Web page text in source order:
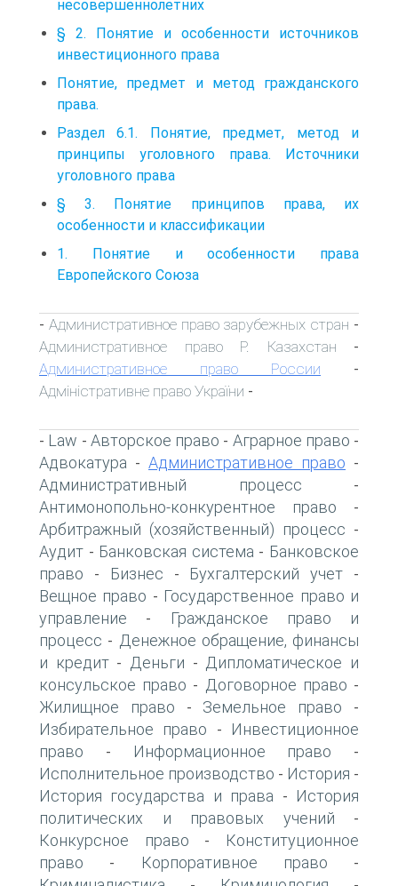
несовершеннолетних
§ 2. Понятие и особенности источников
инвестиционного права
Понятие, предмет и метод гражданского
права.
Раздел 6.1. Понятие, предмет, метод и
принципы уголовного права. Источники
уголовного права
§ 3. Понятие принципов права, их
особенности и классификации
1. Понятие и особенности права
Европейского Союза
- Административное право зарубежных стран -
Административное право Р. Казахстан -
Административное право России -
Адміністративне право України -
- Law - Авторское право - Аграрное право -
Адвокатура - Административное право -
Административный процесс -
Антимонопольно-конкурентное право -
Арбитражный (хозяйственный) процесс -
Аудит - Банковская система - Банковское
право - Бизнес - Бухгалтерский учет -
Вещное право - Государственное право и
управление -
Гражданское право и
процесс - Денежное обращение, финансы
и кредит- Деньги - Дипломатическое и
консульское право - Договорное право -
Жилищное право - Земельное право -
Избирательное право -
Инвестиционное
право - Информационное право -
Исполнительное производство - История -
История государства и права -
История
политических и правовых учений -
Конкурсное право -
Конституционное
право - Корпоративное право -